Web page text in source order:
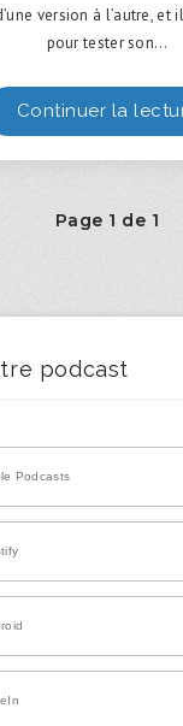
version à l’autre, et
pour tester son…
Continuer la
Page 1 de 1
podcast
Podcasts